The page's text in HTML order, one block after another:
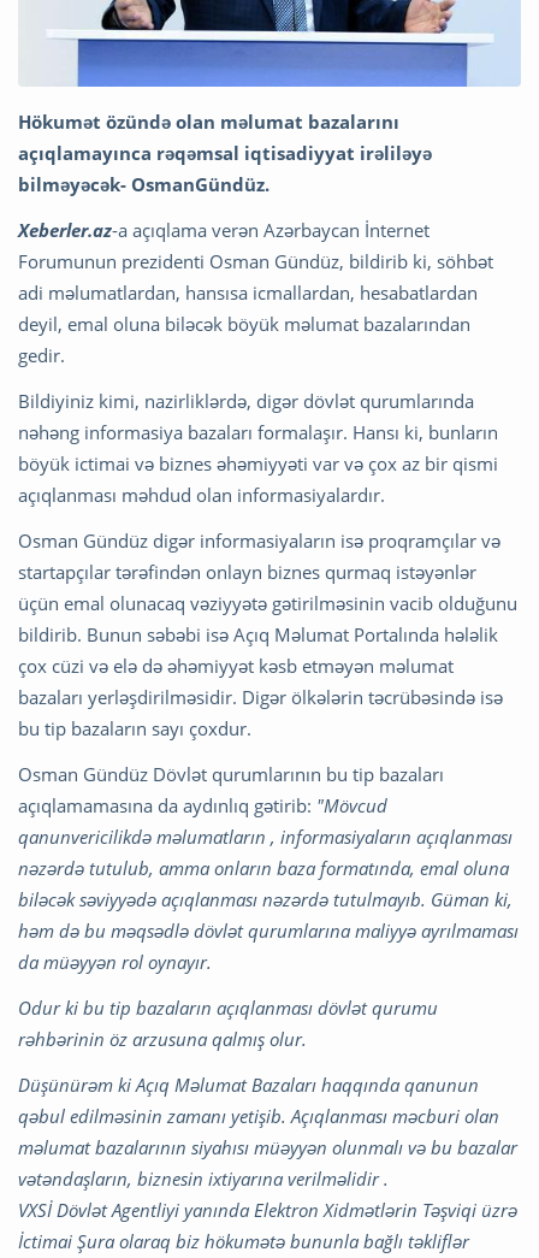
Hökumət özündə olan məlumat bazalarını
açıqlamayınca rəqəmsal iqtisadiyyat irəliləyə
bilməyəcək- OsmanGündüz.
Xeberler.az-a açıqlama verən Azərbaycan İnternet
Forumunun prezidenti Osman Gündüz, bildirib ki, söhbət
adi məlumatlardan, hansısa icmallardan, hesabatlardan
deyil, emal oluna biləcək böyük məlumat bazalarından
gedir.
Bildiyiniz kimi, nazirliklərdə, digər dövlət qurumlarında
nəhəng informasiya bazaları formalaşır. Hansı ki, bunların
böyük ictimai və biznes əhəmiyyəti var və çox az bir qismi
açıqlanması məhdud olan informasiyalardır.
Osman Gündüz digər informasiyaların isə proqramçılar və
startapçılar tərəfindən onlayn biznes qurmaq istəyənlər
üçün emal olunacaq vəziyyətə gətirilməsinin vacib olduğunu
bildirib. Bunun səbəbi isə Açıq Məlumat Portalında hələlik
çox cüzi və elə də əhəmiyyət kəsb etməyən məlumat
bazaları yerləşdirilməsidir. Digər ölkələrin təcrübəsində isə
bu tip bazaların sayı çoxdur.
Osman Gündüz Dövlət qurumlarının bu tip bazaları
açıqlamamasına da aydınlıq gətirib: "Mövcud
qanunvericilikdə məlumatların , informasiyaların açıqlanması
nəzərdə tutulub, amma onların baza formatında, emal oluna
biləcək səviyyədə açıqlanması nəzərdə tutulmayıb. Güman ki,
həm də bu məqsədlə dövlət qurumlarına maliyyə ayrılmaması
da müəyyən rol oynayır.
Odur ki bu tip bazaların açıqlanması dövlət qurumu
rəhbərinin öz arzusuna qalmış olur.
Düşünürəm ki Açıq Məlumat Bazaları haqqında qanunun
qəbul edilməsinin zamanı yetişib. Açıqlanması məcburi olan
məlumat bazalarının siyahısı müəyyən olunmalı və bu bazalar
vətəndaşların, biznesin ixtiyarına verilməlidir .
VXSİ Dövlət Agentliyi yanında Elektron Xidmətlərin Təşviqi üzrə
İctimai Şura olaraq biz hökumətə bununla bağlı təkliflər